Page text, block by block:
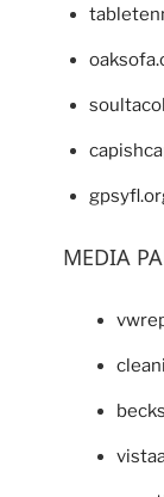
MEDIA